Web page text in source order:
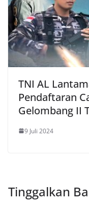
TNI AL
Pendaftaran
Gelombang II
9 Juli 2024
Tinggalkan